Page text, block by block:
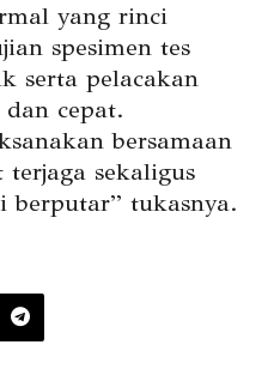
yang rinci
spesimen tes
serta pelacakan
cepat.
bersamaan
sekaligus
berputar” tukasnya.